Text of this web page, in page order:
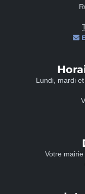
Lundi, mardi
Votre